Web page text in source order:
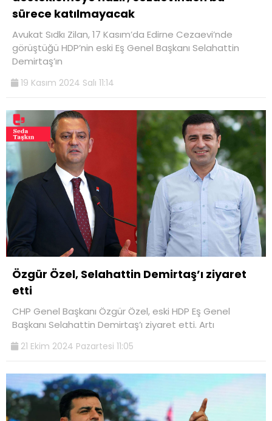
sürece katılmayacak
Avukat Sıdkı Zilan, 17 Kasım’da Edirne Cezaevi’nde
görüştüğü HDP’nin eski Eş Genel Başkanı Selahattin
Demirtaş’ın
19 Kasım 2024 Salı 11:14
Özgür Özel, Selahattin Demirtaş’ı ziyaret
etti
CHP Genel Başkanı Özgür Özel, eski HDP Eş Genel
Başkanı Selahattin Demirtaş’ı ziyaret etti. Artı
21 Ekim 2024 Pazartesi 11:05